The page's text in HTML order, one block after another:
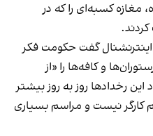
مغازه کسبه‌ای را که در
گفت حکومت فکر
و کافه‌ها را «از
این رخدادها روز به روز بیشتر
نیست و مراسم بسیاری